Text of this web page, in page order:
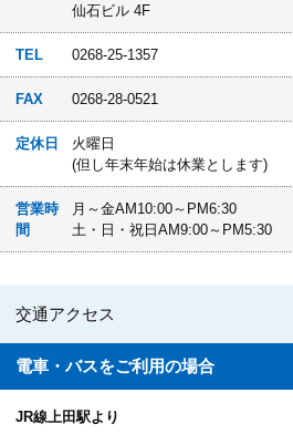
仙石ビル 4F
TEL 0268-25-1357
FAX 0268-28-0521
定休日
火曜日
(但し年末年始は休業とします)
営業時
間
月～金AM10:00～PM6:30
土・日・祝日AM9:00～PM5:30
交通アクセス
電車・バスをご利用の場合
JR線上田駅より